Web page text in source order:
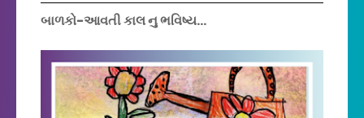
બાળકો-આવતી કાલ નુ ભવિષ્ય...